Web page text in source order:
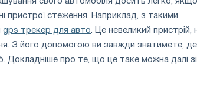
пристрої стеження. Наприклад, з такими
gps трекер для авто . Це невеликий пристрій,
З його допомогою ви завжди знатимете, де
Докладніше про те, що це таке можна далі зі